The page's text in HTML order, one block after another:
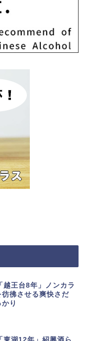
王台8年」ノンカラ
彷彿させる爽快さだ
り